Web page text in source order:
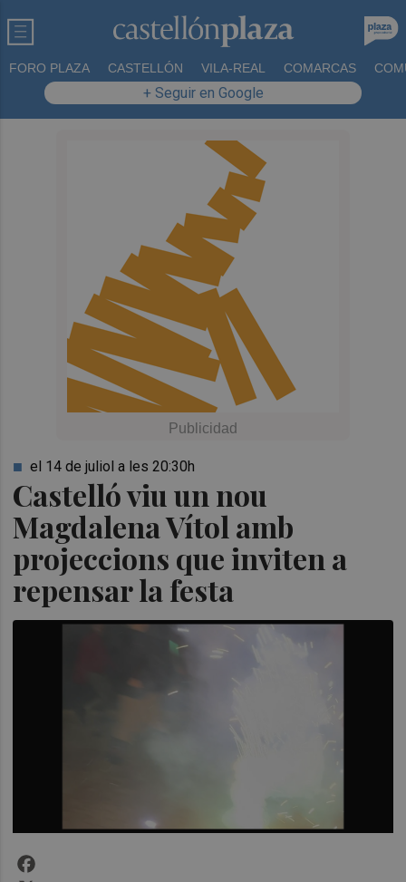
FORO PLAZA CASTELLÓN VILA-REAL COMARCAS
+ Seguir en Google
Castelló viu un nou
Magdalena Vítol amb
projeccions que inviten a
repensar la festa
el 14 de juliol a les 20:30h